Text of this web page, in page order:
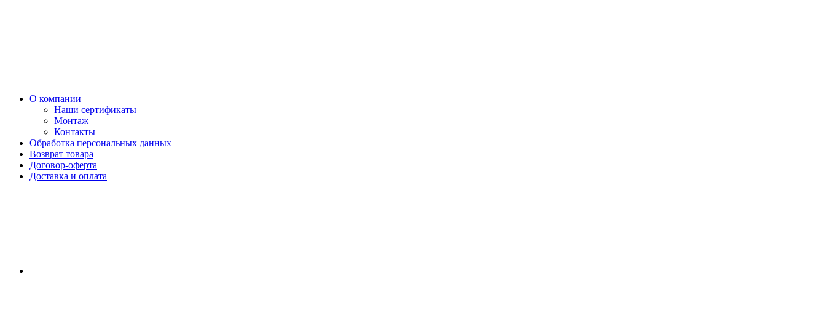
О компании
Наши сертификаты
Монтаж
Контакты
Обработка персональных данных
Возврат товара
Договор-оферта
Доставка и оплата